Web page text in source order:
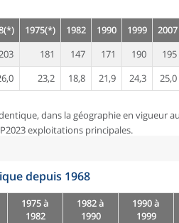
1975(*) 1982 1990 1999 2007
181 147 171 190 195
23,2 18,8 21,9 24,3 25,0
dans la géographie en vigueur
exploitations principales.
depuis 1968
1975 à
1982
1982 à
1990
1990 à
1999